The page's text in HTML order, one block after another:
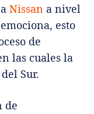
Nissan a nivel
esto
de
las cuales la
Sur.
de